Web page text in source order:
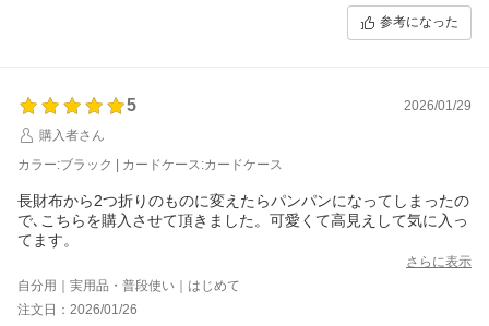
参考になった
5
2026/01/29
購入者さん
カラー:ブラック | カードケース:カードケース
長財布から2つ折りのものに変えたらパンパンになってしまったの
で､こちらを購入させて頂きました。可愛くて高見えして気に入っ
てます。
さらに表示
自分用｜実用品・普段使い｜はじめて
注文日：2026/01/26